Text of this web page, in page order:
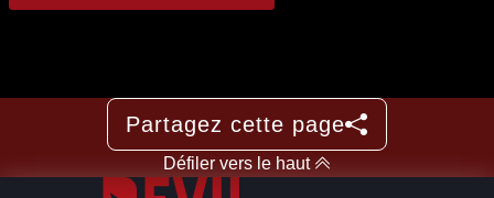
Partagez cette page
Défiler vers le haut